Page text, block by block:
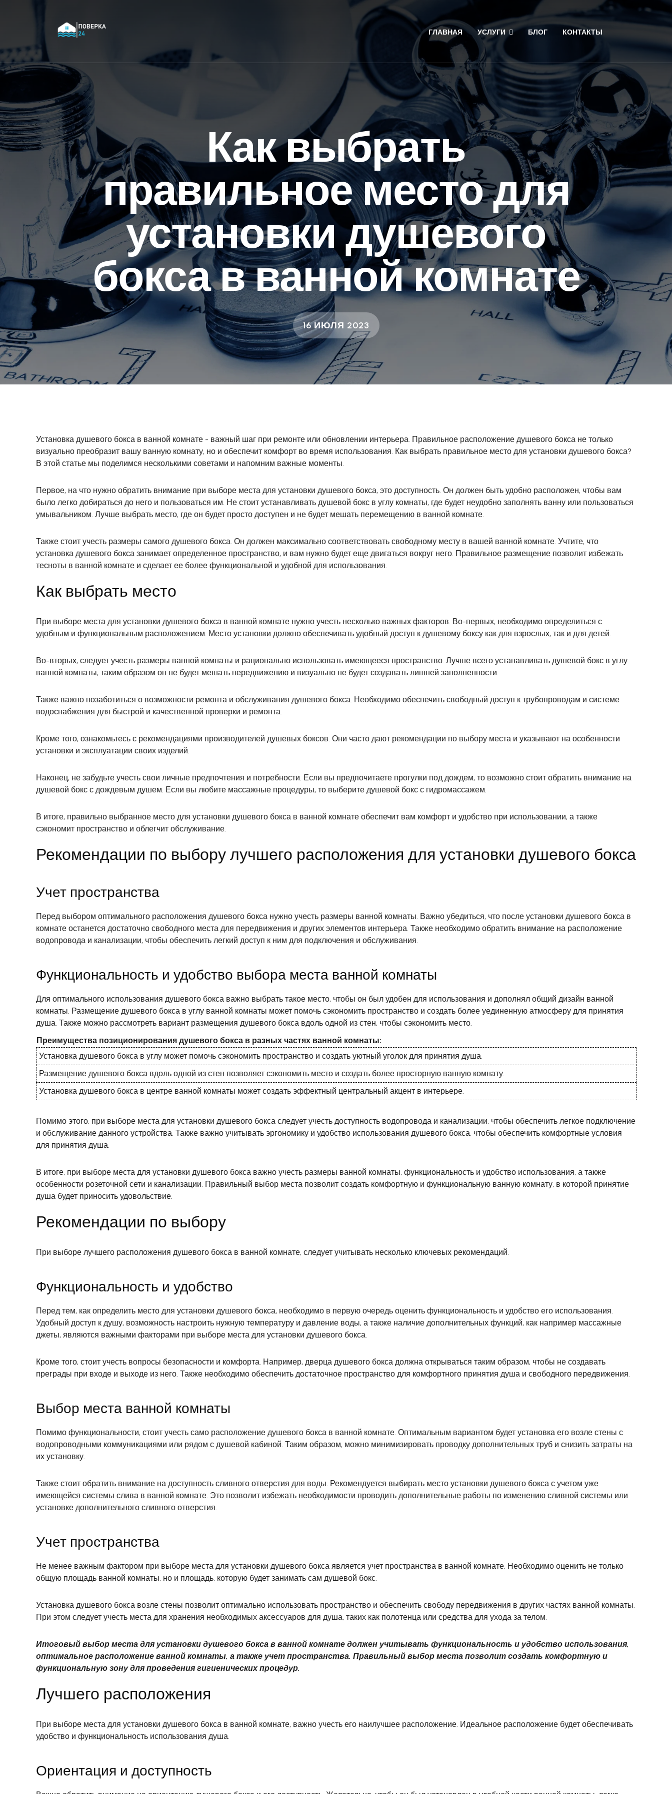
ГЛАВНАЯ УСЛУГИ БЛОГ КОНТАКТЫ
Как выбрать
правильное место для
установки душевого
бокса в ванной комнате
16 ИЮЛЯ 2023
Установка душевого бокса в ванной комнате - важный шаг при ремонте или обновлении интерьера. Правильное расположение душевого бокса не только
визуально преобразит вашу ванную комнату, но и обеспечит комфорт во время использования. Как выбрать правильное место для установки душевого бокса?
В этой статье мы поделимся несколькими советами и напомним важные моменты.
Первое, на что нужно обратить внимание при выборе места для установки душевого бокса, это доступность. Он должен быть удобно расположен, чтобы вам
было легко добираться до него и пользоваться им. Не стоит устанавливать душевой бокс в углу комнаты, где будет неудобно заполнять ванну или пользоваться
умывальником. Лучше выбрать место, где он будет просто доступен и не будет мешать перемещению в ванной комнате.
Также стоит учесть размеры самого душевого бокса. Он должен максимально соответствовать свободному месту в вашей ванной комнате. Учтите, что
установка душевого бокса занимает определенное пространство, и вам нужно будет еще двигаться вокруг него. Правильное размещение позволит избежать
тесноты в ванной комнате и сделает ее более функциональной и удобной для использования.
Как выбрать место
При выборе места для установки душевого бокса в ванной комнате нужно учесть несколько важных факторов. Во-первых, необходимо определиться с
удобным и функциональным расположением. Место установки должно обеспечивать удобный доступ к душевому боксу как для взрослых, так и для детей.
Во-вторых, следует учесть размеры ванной комнаты и рационально использовать имеющееся пространство. Лучше всего устанавливать душевой бокс в углу
ванной комнаты, таким образом он не будет мешать передвижению и визуально не будет создавать лишней заполненности.
Также важно позаботиться о возможности ремонта и обслуживания душевого бокса. Необходимо обеспечить свободный доступ к трубопроводам и системе
водоснабжения для быстрой и качественной проверки и ремонта.
Кроме того, ознакомьтесь с рекомендациями производителей душевых боксов. Они часто дают рекомендации по выбору места и указывают на особенности
установки и эксплуатации своих изделий.
Наконец, не забудьте учесть свои личные предпочтения и потребности. Если вы предпочитаете прогулки под дождем, то возможно стоит обратить внимание на
душевой бокс с дождевым душем. Если вы любите массажные процедуры, то выберите душевой бокс с гидромассажем.
В итоге, правильно выбранное место для установки душевого бокса в ванной комнате обеспечит вам комфорт и удобство при использовании, а также
сэкономит пространство и облегчит обслуживание.
Рекомендации по выбору лучшего расположения для установки душевого бокса
Учет пространства
Перед выбором оптимального расположения душевого бокса нужно учесть размеры ванной комнаты. Важно убедиться, что после установки душевого бокса в
комнате останется достаточно свободного места для передвижения и других элементов интерьера. Также необходимо обратить внимание на расположение
водопровода и канализации, чтобы обеспечить легкий доступ к ним для подключения и обслуживания.
Функциональность и удобство выбора места ванной комнаты
Для оптимального использования душевого бокса важно выбрать такое место, чтобы он был удобен для использования и дополнял общий дизайн ванной
комнаты. Размещение душевого бокса в углу ванной комнаты может помочь сэкономить пространство и создать более уединенную атмосферу для принятия
душа. Также можно рассмотреть вариант размещения душевого бокса вдоль одной из стен, чтобы сэкономить место.
Преимущества позиционирования душевого бокса в разных частях ванной комнаты:
Установка душевого бокса в углу может помочь сэкономить пространство и создать уютный уголок для принятия душа.
Размещение душевого бокса вдоль одной из стен позволяет сэкономить место и создать более просторную ванную комнату.
Установка душевого бокса в центре ванной комнаты может создать эффектный центральный акцент в интерьере.
Помимо этого, при выборе места для установки душевого бокса следует учесть доступность водопровода и канализации, чтобы обеспечить легкое подключение
и обслуживание данного устройства. Также важно учитывать эргономику и удобство использования душевого бокса, чтобы обеспечить комфортные условия
для принятия душа.
В итоге, при выборе места для установки душевого бокса важно учесть размеры ванной комнаты, функциональность и удобство использования, а также
особенности розеточной сети и канализации. Правильный выбор места позволит создать комфортную и функциональную ванную комнату, в которой принятие
душа будет приносить удовольствие.
Рекомендации по выбору
При выборе лучшего расположения душевого бокса в ванной комнате, следует учитывать несколько ключевых рекомендаций.
Функциональность и удобство
Перед тем, как определить место для установки душевого бокса, необходимо в первую очередь оценить функциональность и удобство его использования.
Удобный доступ к душу, возможность настроить нужную температуру и давление воды, а также наличие дополнительных функций, как например массажные
джеты, являются важными факторами при выборе места для установки душевого бокса.
Кроме того, стоит учесть вопросы безопасности и комфорта. Например, дверца душевого бокса должна открываться таким образом, чтобы не создавать
преграды при входе и выходе из него. Также необходимо обеспечить достаточное пространство для комфортного принятия душа и свободного передвижения.
Выбор места ванной комнаты
Помимо функциональности, стоит учесть само расположение душевого бокса в ванной комнате. Оптимальным вариантом будет установка его возле стены с
водопроводными коммуникациями или рядом с душевой кабиной. Таким образом, можно минимизировать проводку дополнительных труб и снизить затраты на
их установку.
Также стоит обратить внимание на доступность сливного отверстия для воды. Рекомендуется выбирать место установки душевого бокса с учетом уже
имеющейся системы слива в ванной комнате. Это позволит избежать необходимости проводить дополнительные работы по изменению сливной системы или
установке дополнительного сливного отверстия.
Учет пространства
Не менее важным фактором при выборе места для установки душевого бокса является учет пространства в ванной комнате. Необходимо оценить не только
общую площадь ванной комнаты, но и площадь, которую будет занимать сам душевой бокс.
Установка душевого бокса возле стены позволит оптимально использовать пространство и обеспечить свободу передвижения в других частях ванной комнаты.
При этом следует учесть места для хранения необходимых аксессуаров для душа, таких как полотенца или средства для ухода за телом.
Итоговый выбор места для установки душевого бокса в ванной комнате должен учитывать функциональность и удобство использования,
оптимальное расположение ванной комнаты, а также учет пространства. Правильный выбор места позволит создать комфортную и
функциональную зону для проведения гигиенических процедур.
Лучшего расположения
При выборе места для установки душевого бокса в ванной комнате, важно учесть его наилучшее расположение. Идеальное расположение будет обеспечивать
удобство и функциональность использования душа.
Ориентация и доступность